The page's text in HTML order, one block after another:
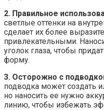
2. Правильное
светлые оттенки на
сделает их более
привлекательными.
уголок глаза, чтобы
форму.
3. Осторожно с
подводка может создать
но наносить ее нужно
линию, чтобы избежать